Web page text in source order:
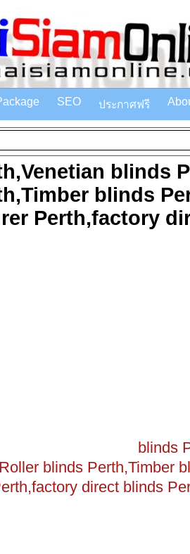
SEO ประกาศฟรี
blinds
blinds
Perth,factory
blinds
blinds Perth,Timber
direct blinds